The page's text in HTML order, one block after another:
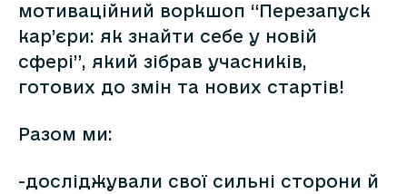
мотиваційний воркшоп “Перезапуск
кар’єри: як знайти себе у новій
сфері”, який зібрав учасників,
готових до змін та нових стартів!
Разом ми:
-досліджували свої сильні сторони й